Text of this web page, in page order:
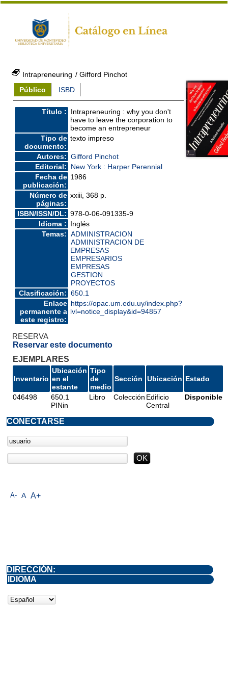
Intrapreneuring / Gifford Pinchot
Público
ISBD
Título :
Intrapreneuring : why you don't
have to leave the corporation to
become an entrepreneur
Tipo de
documento:
texto impreso
Autores: Gifford Pinchot
Editorial:
New York : Harper Perennial
Fecha de
publicación:
1986
Número de
páginas:
xxiii, 368 p.
ISBN/ISSN/DL: 978-0-06-091335-9
Idioma : Inglés
Temas: ADMINISTRACION
ADMINISTRACION DE
EMPRESAS
EMPRESARIOS
EMPRESAS
GESTION
PROYECTOS
Clasificación: 650.1
Enlace
permanente a
este registro:
https://opac.um.edu.uy/index.php?
lvl=notice_display&id=94857
RESERVA
Reservar este documento
EJEMPLARES
Inventario
Ubicación
en el
estante
Tipo
de
medio
Sección Ubicación Estado
046498
650.1
PINin
Libro Colección Edificio
Central
Disponible
A- A A+
CONECTARSE
DIRECCIÓN:
IDIOMA